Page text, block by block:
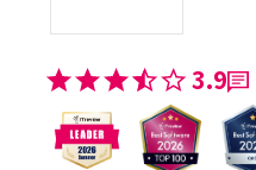
3.9